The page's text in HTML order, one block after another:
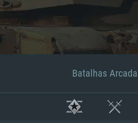
Batalhas Arcada